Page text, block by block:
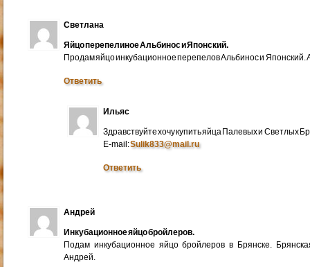
Светлана
Яйцо перепелиное Альбинос и Японский.
Продам яйцо инкубационное перепелов Альбинос и
Ответить
Ильяс
Здравствуйте хочу купить яйца Палевых и Светлых
E-mail:Sulik833@mail.ru
Ответить
Андрей
Инкубационное яйцо бройлеров.
Подам инкубационное яйцо бройлеров в Брянске.
Андрей.